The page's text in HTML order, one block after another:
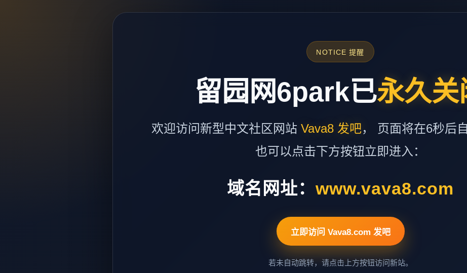
NOTICE 提醒
留园网6park已永久关
欢迎访问新型中文社区网站 Vava8 发吧， 页面将在6秒后
也可以点击下方按钮立即进入：
域名网址： www.vava8.com
立即访问 Vava8.com 发吧
若未自动跳转，请点击上方按钮访问新站。